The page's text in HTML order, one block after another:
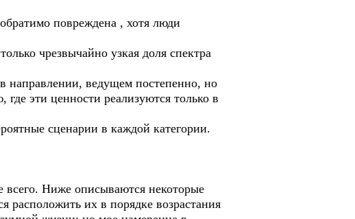
повреждена , хотя люди
чрезвычайно узкая доля спектра
направлении, ведущем постепенно, но
эти ценности реализуются только в
сценарии в каждой категории.
всего. Ниже описываются некоторые
их в порядке возрастания